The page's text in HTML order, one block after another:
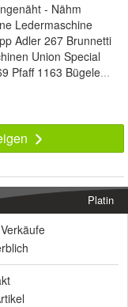
- Nähm
Ledermaschine
Adler 267 Brunnetti
Union Special
Pfaff 1163 Bügele...
Platin